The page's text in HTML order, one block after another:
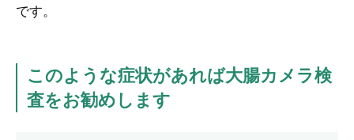
です。
このような症状があれば大腸カメラ検
査をお勧めします